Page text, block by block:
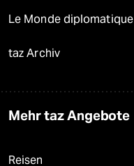
Le Monde diplomatique
taz Archiv
Mehr taz Angebote
Reisen